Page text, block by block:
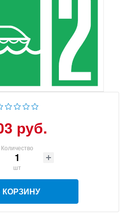
руб.
Количество
шт
КОРЗИНУ